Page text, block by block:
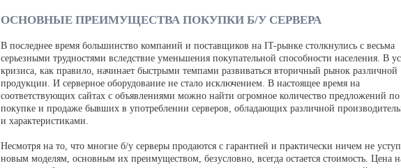
ОСНОВНЫЕ ПРЕИМУЩЕСТВА ПОКУПКИ Б/У СЕРВЕРА
В последнее время большинство компаний и поставщиков на IT-рынке столкнулись с весьма
серьезными трудностями вследствие уменьшения покупательной способности населения. В
кризиса, как правило, начинает быстрыми темпами развиваться вторичный рынок различной
продукции. И серверное оборудование не стало исключением. В настоящее время на
соответствующих сайтах с объявлениями можно найти огромное количество предложений по
покупке и продаже бывших в употреблении серверов, обладающих различной
и характеристиками.
Несмотря на то, что многие б/у серверы продаются с гарантией и практически ничем не
новым моделям, основным их преимуществом, безусловно, всегда остается стоимость. Цена